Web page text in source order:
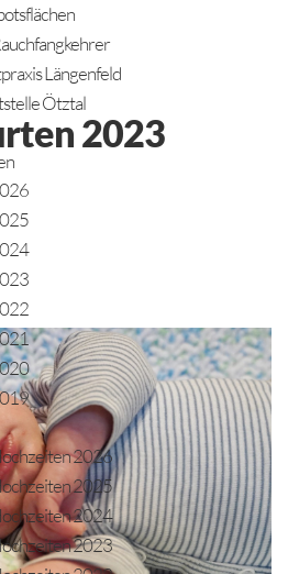
Längenfeld
Ötztal
2026
2025
2024
2023
2023